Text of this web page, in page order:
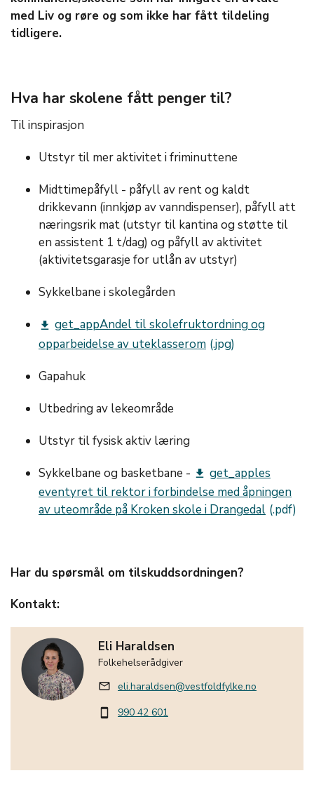
med Liv og røre og som ikke har fått tildeling
tidligere.
Hva har skolene fått penger til?
Til inspirasjon
Utstyr til mer aktivitet i friminuttene
Midttimepåfyll - påfyll av rent og kaldt
drikkevann (innkjøp av vanndispenser), påfyll att
næringsrik mat (utstyr til kantina og støtte til
en assistent 1 t/dag) og påfyll av aktivitet
(aktivitetsgarasje for utlån av utstyr)
Sykkelbane i skolegården
get_app get_appAndel til skolefruktordning og
opparbeidelse av uteklasserom
Gapahuk
Utbedring av lekeområde
Utstyr til fysisk aktiv læring
Sykkelbane og basketbane - get_app get_apples
eventyret til rektor i forbindelse med åpningen
av uteområde på Kroken skole i Drangedal
Har du spørsmål om tilskuddsordningen?
Kontakt:
Eli Haraldsen
Folkehelserådgiver
mail_outline eli.haraldsen@vestfoldfylke.no
smartphone 990 42 601